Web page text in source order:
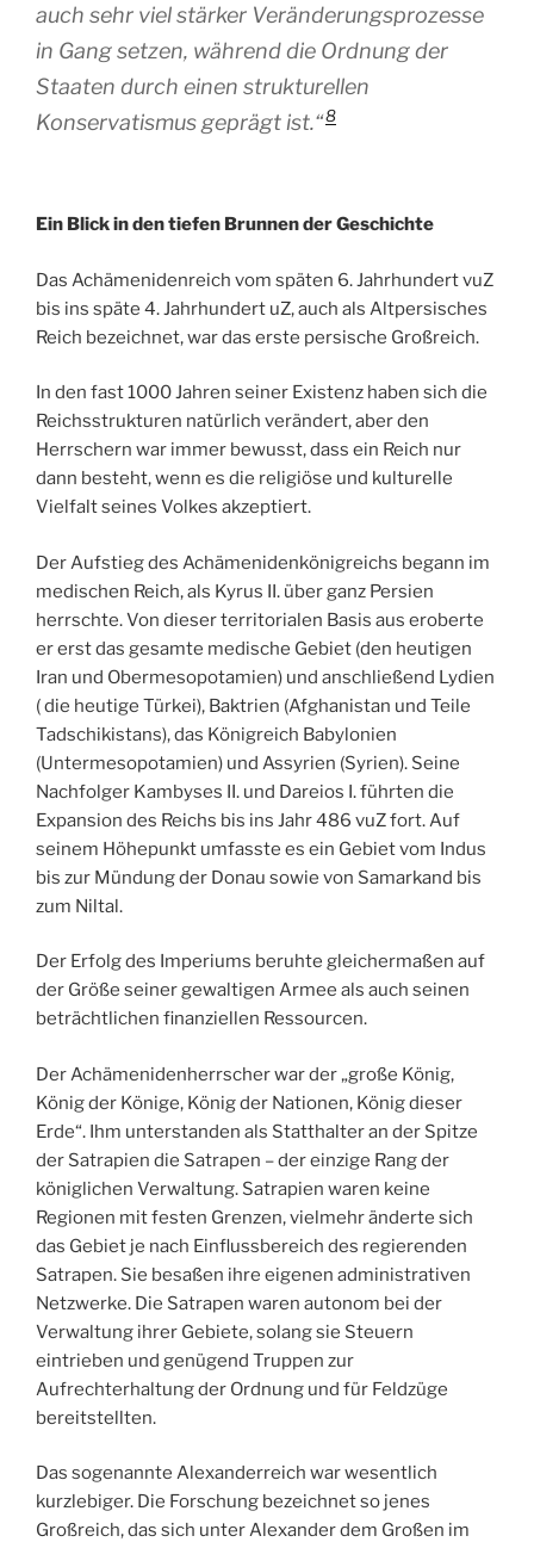
auch sehr viel stärker Veränderungsprozesse
in Gang setzen, während die Ordnung der
Staaten durch einen strukturellen
Konservatismus geprägt ist.“8
Ein Blick in den tiefen Brunnen der Geschichte
Das Achämenidenreich vom späten 6. Jahrhundert vuZ
bis ins späte 4. Jahrhundert uZ, auch als Altpersisches
Reich bezeichnet, war das erste persische Großreich.
In den fast 1000 Jahren seiner Existenz haben sich die
Reichsstrukturen natürlich verändert, aber den
Herrschern war immer bewusst, dass ein Reich nur
dann besteht, wenn es die religiöse und kulturelle
Vielfalt seines Volkes akzeptiert.
Der Aufstieg des Achämenidenkönigreichs begann im
medischen Reich, als Kyrus II. über ganz Persien
herrschte. Von dieser territorialen Basis aus eroberte
er erst das gesamte medische Gebiet (den heutigen
Iran und Obermesopotamien) und anschließend Lydien
( die heutige Türkei), Baktrien (Afghanistan und Teile
Tadschikistans), das Königreich Babylonien
(Untermesopotamien) und Assyrien (Syrien). Seine
Nachfolger Kambyses II. und Dareios I. führten die
Expansion des Reichs bis ins Jahr 486 vuZ fort. Auf
seinem Höhepunkt umfasste es ein Gebiet vom Indus
bis zur Mündung der Donau sowie von Samarkand bis
zum Niltal.
Der Erfolg des Imperiums beruhte gleichermaßen auf
der Größe seiner gewaltigen Armee als auch seinen
beträchtlichen finanziellen Ressourcen.
Der Achämenidenherrscher war der „große König,
König der Könige, König der Nationen, König dieser
Erde“. Ihm unterstanden als Statthalter an der Spitze
der Satrapien die Satrapen – der einzige Rang der
königlichen Verwaltung. Satrapien waren keine
Regionen mit festen Grenzen, vielmehr änderte sich
das Gebiet je nach Einflussbereich des regierenden
Satrapen. Sie besaßen ihre eigenen administrativen
Netzwerke. Die Satrapen waren autonom bei der
Verwaltung ihrer Gebiete, solang sie Steuern
eintrieben und genügend Truppen zur
Aufrechterhaltung der Ordnung und für Feldzüge
bereitstellten.
Das sogenannte Alexanderreich war wesentlich
kurzlebiger. Die Forschung bezeichnet so jenes
Großreich, das sich unter Alexander dem Großen im